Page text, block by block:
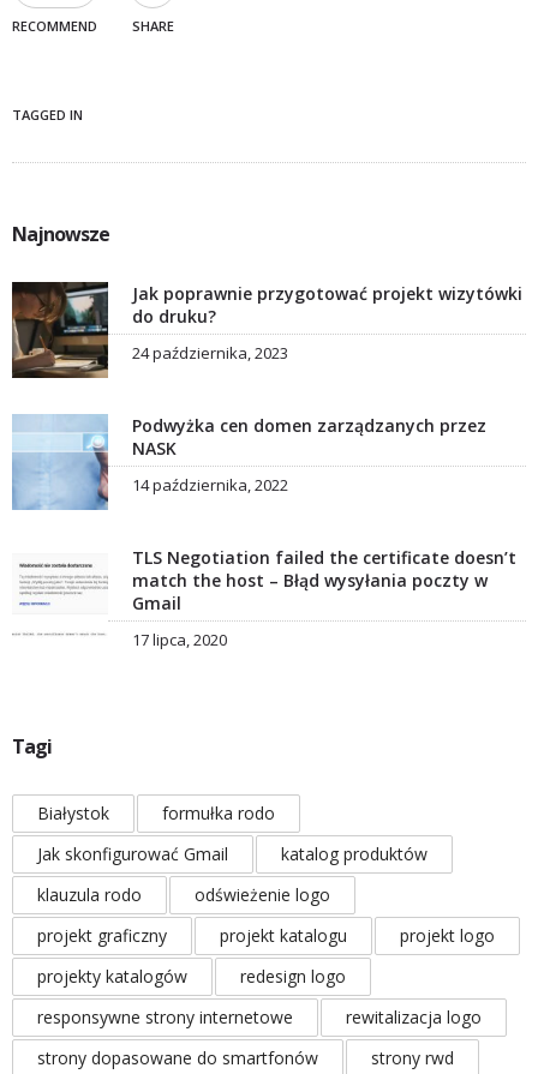
RECOMMEND SHARE
TAGGED IN
Najnowsze
Jak poprawnie przygotować projekt wizytówki
do druku?
24 października, 2023
Podwyżka cen domen zarządzanych przez
NASK
14 października, 2022
TLS Negotiation failed the certificate doesn’t
match the host – Błąd wysyłania poczty w
Gmail
17 lipca, 2020
Tagi
Białystok
formułka rodo
Jak skonfigurować Gmail
katalog produktów
klauzula rodo
odświeżenie logo
projekt graficzny
projekt katalogu
projekt logo
projekty katalogów
redesign logo
responsywne strony internetowe
rewitalizacja logo
strony dopasowane do smartfonów
strony rwd